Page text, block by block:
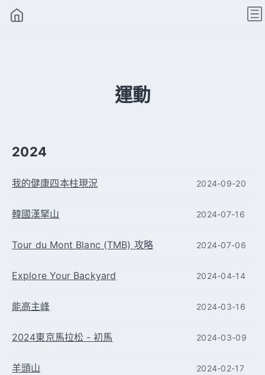
運動
2024
我的健康四本柱現況 2024-09-20
韓國漢拏山 2024-07-16
Tour du Mont Blanc (TMB) 攻略 2024-07-06
Explore Your Backyard 2024-04-14
能高主峰 2024-03-16
2024東京馬拉松 - 初馬 2024-03-09
羊頭山 2024-02-17